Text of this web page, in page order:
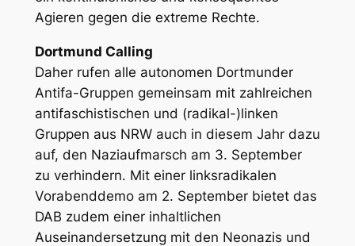
Agieren gegen die extreme Rechte.
Dortmund Calling
Daher rufen alle autonomen Dortmunder
Antifa-Gruppen gemeinsam mit zahlreichen
antifaschistischen und (radikal-)linken
Gruppen aus NRW auch in diesem Jahr dazu
auf, den Naziaufmarsch am 3. September
zu verhindern. Mit einer linksradikalen
Vorabenddemo am 2. September bietet das
DAB zudem einer inhaltlichen
Auseinandersetzung mit den Neonazis und